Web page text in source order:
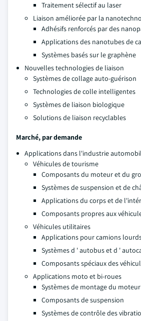
Traitement sélectif au laser
Liaison améliorée par la
Adhésifs renforcés par des
Applications des nanotubes de
Systèmes basés sur le graphène
Nouvelles technologies de liaison
Systèmes de collage auto-guérison
Technologies de colle intelligentes
Systèmes de liaison biologique
Solutions de liaison recyclables
Marché, par demande
Applications dans l'industrie
Véhicules de tourisme
Composants du moteur et du
Systèmes de suspension et de
Applications du corps et de
Composants propres aux
Véhicules utilitaires
Applications pour camions
Systèmes d ' autobus et d '
Composants spéciaux des
Applications moto et bi-roues
Systèmes de montage du moteur
Composants de suspension
Systèmes de contrôle des